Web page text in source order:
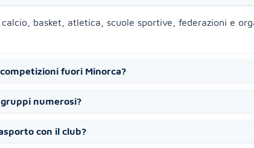
basket, atletica, scuole sportive, federazioni e
fuori Minorca?
numerosi?
con il club?